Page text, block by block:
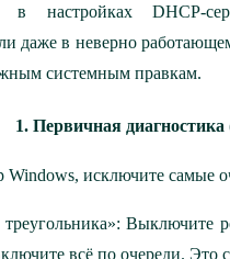
настройках DHCP-
даже в неверно
системным правкам.
1. Первичная
Windows, исключите самые
треугольника»: Выключите
всё по очереди. Это